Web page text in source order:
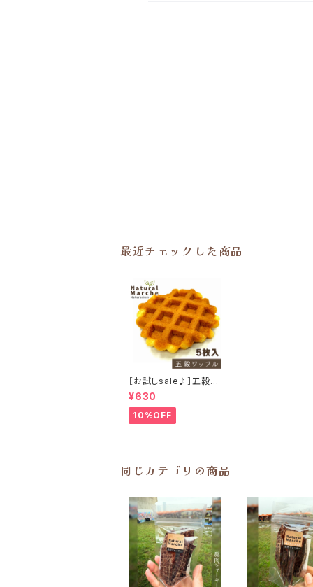
最近チェックした商品
［お試しsale♪］五穀ワ
ッフル 5枚入り
¥630
10%OFF
同じカテゴリの商品